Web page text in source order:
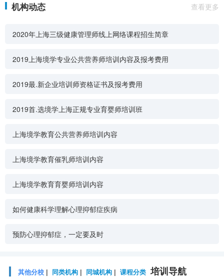
机构动态 查看更多
2020年上海三级健康管理师线上网络课程招生简章
2019上海境学专业公共营养师培训内容及报考费用
2019最.新企业培训师资格证书及报考费用
2019首.选境学上海正规专业育婴师培训班
上海境学教育公共营养师培训内容
上海境学教育催乳师培训内容
上海境学教育育婴师培训内容
如何健康科学理解心理抑郁症疾病
预防心理抑郁症，一定要及时
其他分校 | 同类机构 | 同城机构 | 课程分类 培训导航